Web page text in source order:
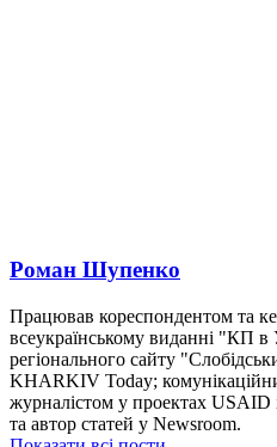
Роман Шупенко
Працював кореспондентом та
всеукраїнському виданні "КП в
регіонального сайту
KHARKIV Today;
журналістом у проектах USAID
та автор статей у Newsroom.